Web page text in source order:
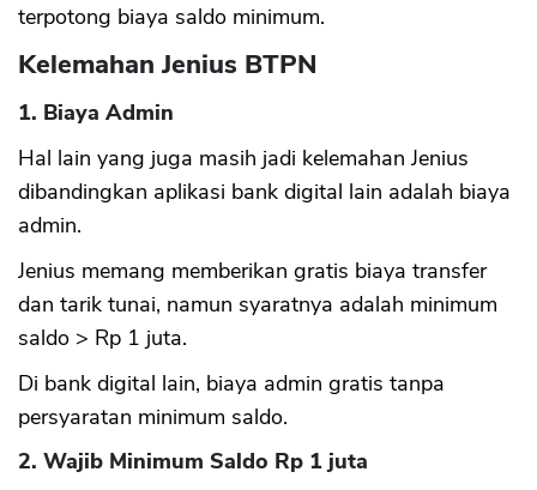
terpotong biaya saldo minimum.
Kelemahan Jenius BTPN
1. Biaya Admin
Hal lain yang juga masih jadi kelemahan Jenius
dibandingkan aplikasi bank digital lain adalah biaya
admin.
Jenius memang memberikan gratis biaya transfer
dan tarik tunai, namun syaratnya adalah minimum
saldo > Rp 1 juta.
Di bank digital lain, biaya admin gratis tanpa
persyaratan minimum saldo.
2. Wajib Minimum Saldo Rp 1 juta